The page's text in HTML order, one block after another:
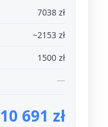
7038 zł
~2153 zł
1500 zł
—
10 691 zł